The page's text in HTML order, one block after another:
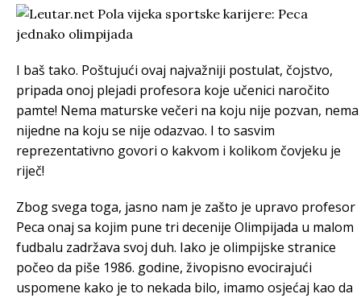
I baš tako. Poštujući ovaj najvažniji postulat, čojstvo,
pripada onoj plejadi profesora koje učenici naročito
pamte! Nema maturske večeri na koju nije pozvan, nema
nijedne na koju se nije odazvao. I to sasvim
reprezentativno govori o kakvom i kolikom čovjeku je
riječ!
Zbog svega toga, jasno nam je zašto je upravo profesor
Peca onaj sa kojim pune tri decenije Olimpijada u malom
fudbalu zadržava svoj duh. Iako je olimpijske stranice
počeo da piše 1986. godine, živopisno evocirajući
uspomene kako je to nekada bilo, imamo osjećaj kao da